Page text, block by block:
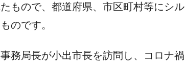
もので、都道府県、市区町村等にシル
のです。
務局長が小出市長を訪問し、コロナ禍